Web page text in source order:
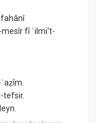
mesîr fî ʿilmi't-
tefsir.